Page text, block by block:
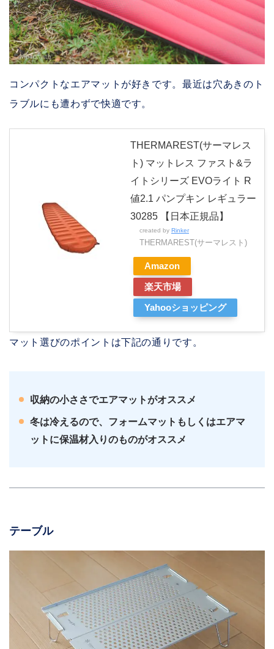
コンパクトなエアマットが好きです。最近は穴あきのト
ラブルにも遭わずで快適です。
THERMAREST(サーマレス
ト) マットレス ファスト&ラ
イトシリーズ EVOライト R
値2.1 パンプキン レギュラー
30285 【日本正規品】
created by Rinker
THERMAREST(サーマレスト)
Amazon
楽天市場
Yahooショッピング
マット選びのポイントは下記の通りです。
収納の小ささでエアマットがオススメ
冬は冷えるので、フォームマットもしくはエアマ
ットに保温材入りのものがオススメ
テーブル